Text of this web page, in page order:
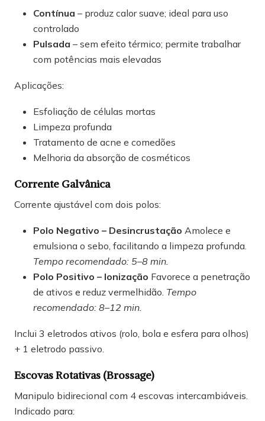
Contínua – produz calor suave; ideal para uso
controlado
Pulsada – sem efeito térmico; permite trabalhar
com potências mais elevadas
Aplicações:
Esfoliação de células mortas
Limpeza profunda
Tratamento de acne e comedões
Melhoria da absorção de cosméticos
Corrente Galvânica
Corrente ajustável com dois polos:
Polo Negativo – Desincrustação Amolece e
emulsiona o sebo, facilitando a limpeza profunda.
Tempo recomendado: 5–8 min.
Polo Positivo – Ionização Favorece a penetração
de ativos e reduz vermelhidão. Tempo
recomendado: 8–12 min.
Inclui 3 eletrodos ativos (rolo, bola e esfera para olhos)
+ 1 eletrodo passivo.
Escovas Rotativas (Brossage)
Manipulo bidirecional com 4 escovas intercambiáveis.
Indicado para: